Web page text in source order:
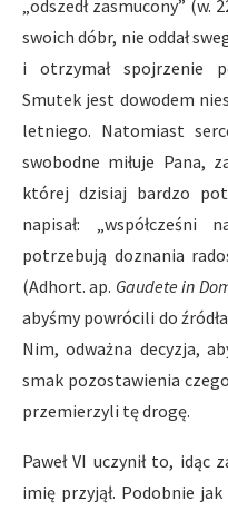
„odszedł zasmucony” (w.
swoich dóbr, nie oddał
i otrzymał spojrzenie
Smutek jest dowodem
letniego. Natomiast
swobodne miłuje Pana,
której dzisiaj bardzo
napisał: „współcześni
potrzebują doznania
(Adhort. ap. Gaudete in
abyśmy powrócili do
Nim, odważna decyzja,
smak pozostawienia
przemierzyli tę drogę.
Paweł VI uczynił to, idąc
imię przyjął. Podobnie